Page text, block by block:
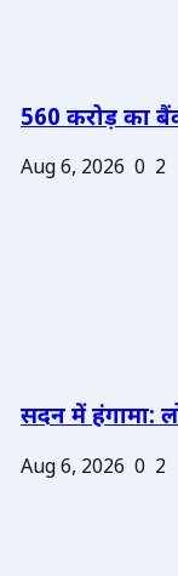
560 करोड़ का
Aug 6, 2026 0 2
सदन में हंगामा:
Aug 6, 2026 0 2